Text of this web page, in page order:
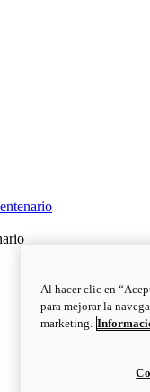
Al hacer clic en
para mejorar la
marketing.